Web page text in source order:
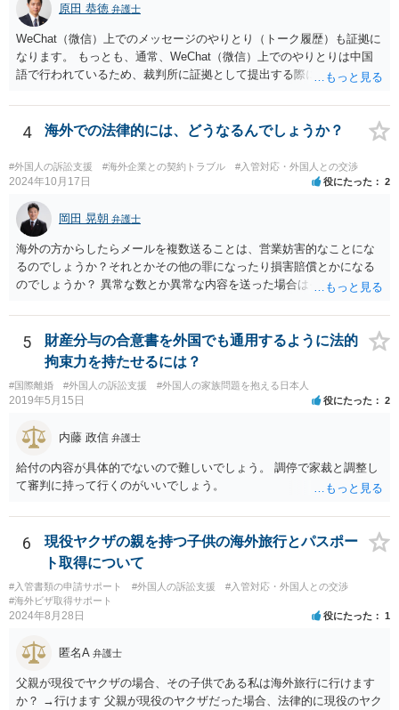
原田 恭徳 弁護士
WeChat（微信）上でのメッセージのやりとり（トーク履歴）も証拠に
なります。 もっとも、通常、WeChat（微信）上でのやりとりは中国
語で行われているため、裁判所に証拠として提出する際には日本語の
4 海外での法律的には、どうなるんでしょうか？
#外国人の訴訟支援 #海外企業との契約トラブル #入管対応・外国人との交渉
2024年10月17日 役にたった 2
岡田 晃朝 弁護士
海外の方からしたらメールを複数送ることは、営業妨害的なことにな
るのでしょうか？それとかその他の罪になったり損害賠償とかになる
のでしょうか？ 異常な数とか異常な内容を送った場合はそういうこと
ませんが、日本ではそうです。 しかし、現実には、あまりないかとは
思います。 お礼を送ったなら、もう伝っているでしょうから、今後
は、止めておけばよいでしょう。
5
財産分与の合意書を外国でも通用するように法的
拘束力を持たせるには？
#国際離婚 #外国人の訴訟支援 #外国人の家族問題を抱える日本人
2019年5月15日 役にたった 2
内藤 政信 弁護士
給付の内容が具体的でないので難しいでしょう。 調停で家裁と調整し
て審判に持って行くのがいいでしょう。
6
現役ヤクザの親を持つ子供の海外旅行とパスポー
ト取得について
#入管書類の申請サポート #外国人の訴訟支援
#入管対応・外国人との交渉
#海外ビザ取得サポート
2024年8月28日 役にたった 1
匿名A 弁護士
父親が現役でヤクザの場合、その子供である私は海外旅行に行けます
か？ →行けます 父親が現役のヤクザだった場合、法律的に現役のヤク